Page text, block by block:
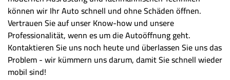
können wir Ihr Auto schnell und ohne Schäden öffnen.
Vertrauen Sie auf unser Know-how und unsere
Professionalität, wenn es um die Autoöffnung geht.
Kontaktieren Sie uns noch heute und überlassen Sie uns das
Problem - wir kümmern uns darum, damit Sie schnell wieder
mobil sind!